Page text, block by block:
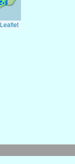
Leaflet